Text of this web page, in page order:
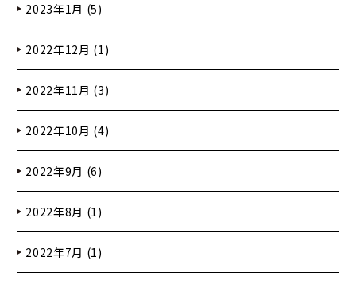
2023年1月 (5)
2022年12月 (1)
2022年11月 (3)
2022年10月 (4)
2022年9月 (6)
2022年8月 (1)
2022年7月 (1)